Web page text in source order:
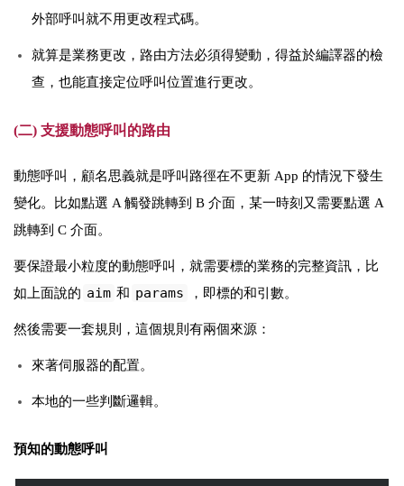
外部呼叫就不用更改程式碼。
就算是業務更改，路由方法必須得變動，得益於編譯器的檢
查，也能直接定位呼叫位置進行更改。
(二) 支援動態呼叫的路由
動態呼叫，顧名思義就是呼叫路徑在不更新 App 的情況下發生
變化。比如點選 A 觸發跳轉到 B 介面，某一時刻又需要點選 A
跳轉到 C 介面。
要保證最小粒度的動態呼叫，就需要標的業務的完整資訊，比
如上面說的 aim 和 params ，即標的和引數。
然後需要一套規則，這個規則有兩個來源：
來著伺服器的配置。
本地的一些判斷邏輯。
預知的動態呼叫